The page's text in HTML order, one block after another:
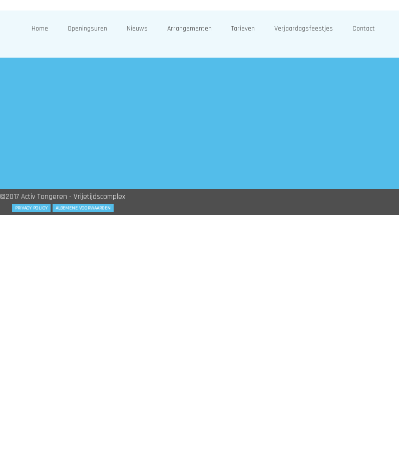
Home Openingsuren Nieuws Arrangementen Tarieven Verjaardagsfeestjes Contact
©2017 Activ Tongeren - Vrijetijdscomplex
PRIVACY POLICY ALGEMENE VOORWAARDEN